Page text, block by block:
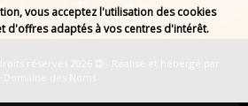
réservés 2026
- Réalisé et hébergé par
vous acceptez l'utilisation des cookies
d'offres adaptés à vos centres d'intérêt.